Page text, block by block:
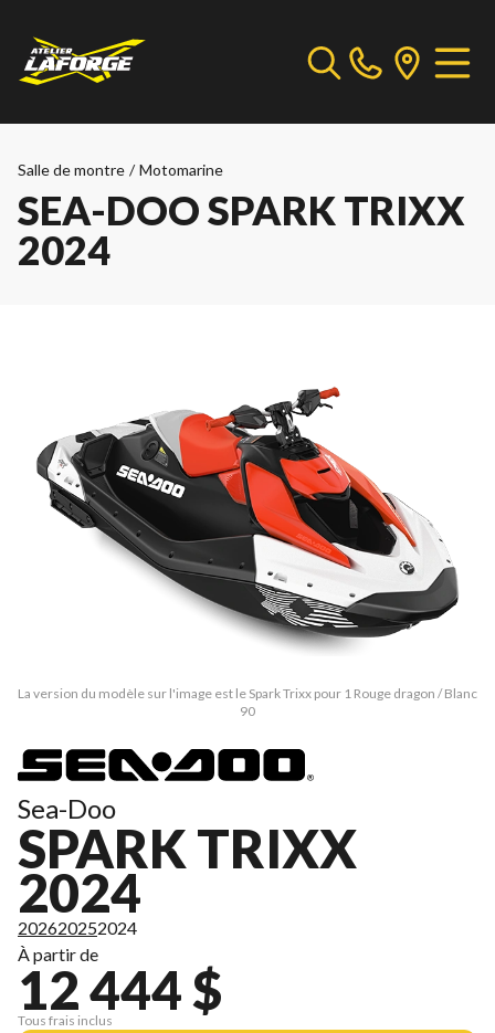
Salle de montre / Motomarine
SEA-DOO SPARK TRIXX
2024
La version du modèle sur l'image est le Spark Trixx pour 1 Rouge dragon / Blanc
90
Sea-Doo
SPARK TRIXX
2024
202620252024
À partir de
12 444 $
Tous frais inclus